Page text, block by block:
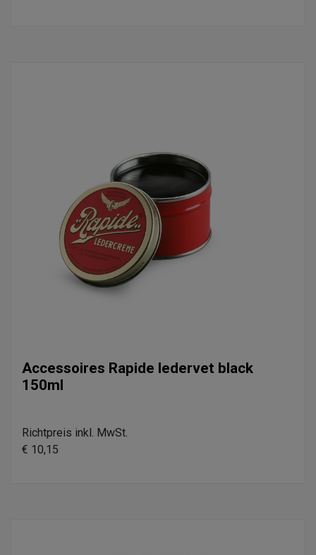
Accessoires Rapide ledervet black
150ml
Richtpreis inkl. MwSt.
€ 10,15